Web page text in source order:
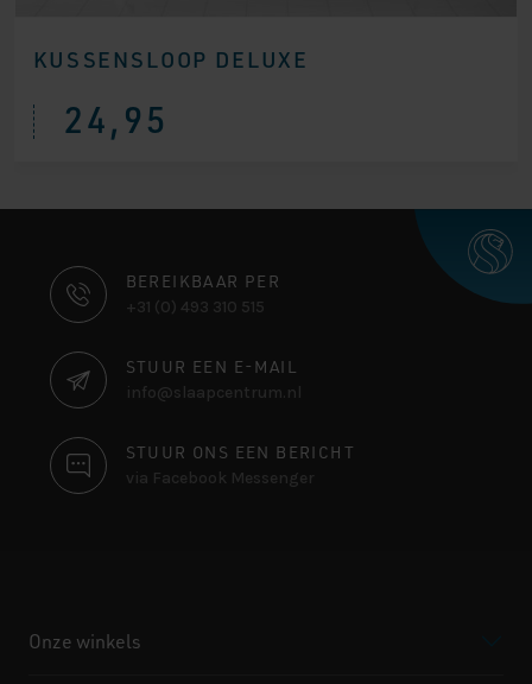
KUSSENSLOOP DELUXE
24,95
CONTACT
INFORMATIE
BEREIKBAAR PER
+31 (0) 493 310 515
STUUR EEN E-MAIL
info@slaapcentrum.nl
STUUR ONS EEN BERICHT
via Facebook Messenger
Onze winkels